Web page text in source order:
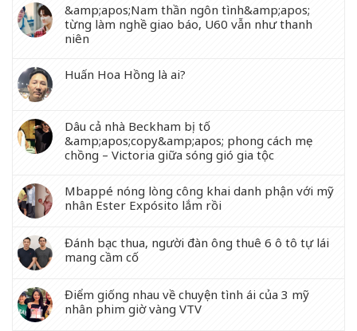
&amp;apos;Nam thần ngôn tình&amp;apos;
từng làm nghề giao báo, U60 vẫn như thanh
niên
Huấn Hoa Hồng là ai?
Dâu cả nhà Beckham bị tố
&amp;apos;copy&amp;apos; phong cách mẹ
chồng – Victoria giữa sóng gió gia tộc
Mbappé nóng lòng công khai danh phận với mỹ
nhân Ester Expósito lắm rồi
Đánh bạc thua, người đàn ông thuê 6 ô tô tự lái
mang cầm cố
Điểm giống nhau về chuyện tình ái của 3 mỹ
nhân phim giờ vàng VTV